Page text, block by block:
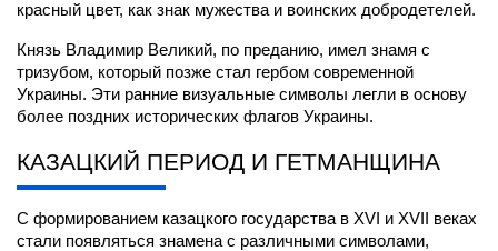
красный цвет, как знак мужества и воинских добродетелей.
Князь Владимир Великий, по преданию, имел знамя с
тризубом, который позже стал гербом современной
Украины. Эти ранние визуальные символы легли в основу
более поздних исторических флагов Украины.
КАЗАЦКИЙ ПЕРИОД И ГЕТМАНЩИНА
С формированием казацкого государства в XVI и XVII веках
стали появляться знамена с различными символами,